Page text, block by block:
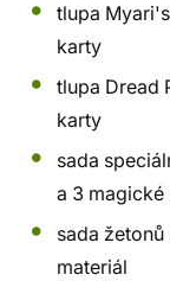
tlupa
karty
tlupa Dread
karty
sada
a 3 magické
sada
materiál